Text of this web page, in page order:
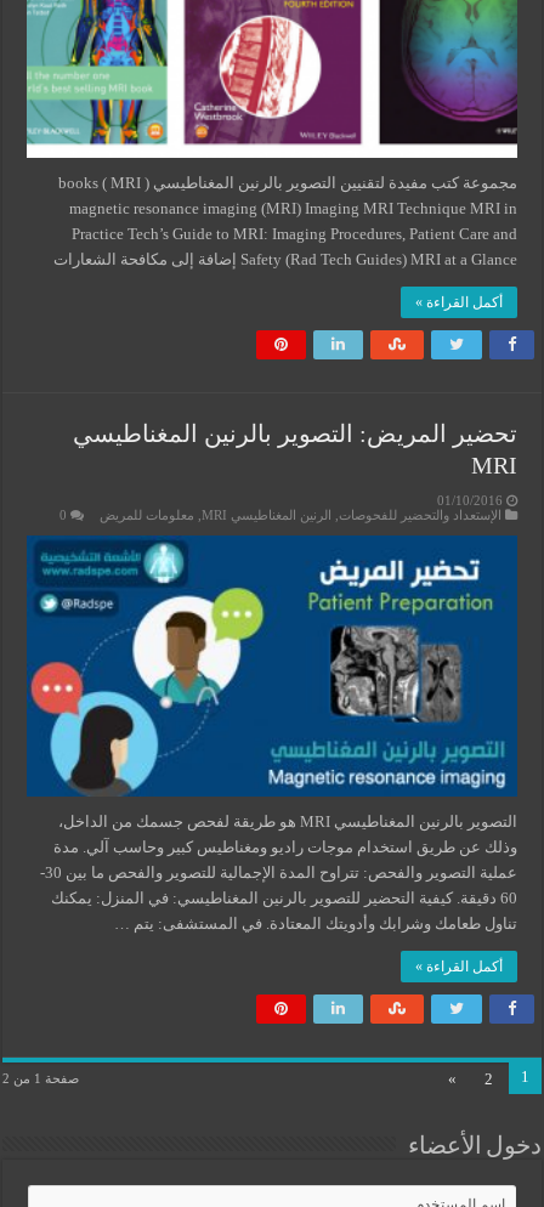
مجموعة كتب مفيدة لتقنيين التصوير بالرنين المغناطيسي ( MRI ) books
magnetic resonance imaging (MRI) Imaging MRI Technique MRI in
Practice Tech’s Guide to MRI: Imaging Procedures, Patient Care and
Safety (Rad Tech Guides) MRI at a Glance إضافة إلى مكافحة الشعارات
أكمل القراءة »
تحضير المريض: التصوير بالرنين المغناطيسي
MRI
01/10/2016
الإستعداد والتحضير للفحوصات
الرنين المغناطيسي MRI معلومات للمريض 0
التصوير بالرنين المغناطيسي MRI هو طريقة لفحص جسمك من الداخل،
وذلك عن طريق استخدام موجات راديو ومغناطيس كبير وحاسب آلي. مدة
عملية التصوير والفحص: تتراوح المدة الإجمالية للتصوير والفحص ما بين 30-
60 دقيقة. كيفية التحضير للتصوير بالرنين المغناطيسي: في المنزل: يمكنك
تناول طعامك وشرابك وأدويتك المعتادة. في المستشفى: يتم …
أكمل القراءة »
صفحة 1 من 2 1
2
»
دخول الأعضاء